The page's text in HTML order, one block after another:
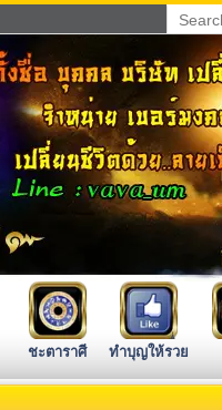
ชะตาราศี ทำบุญให้รวย